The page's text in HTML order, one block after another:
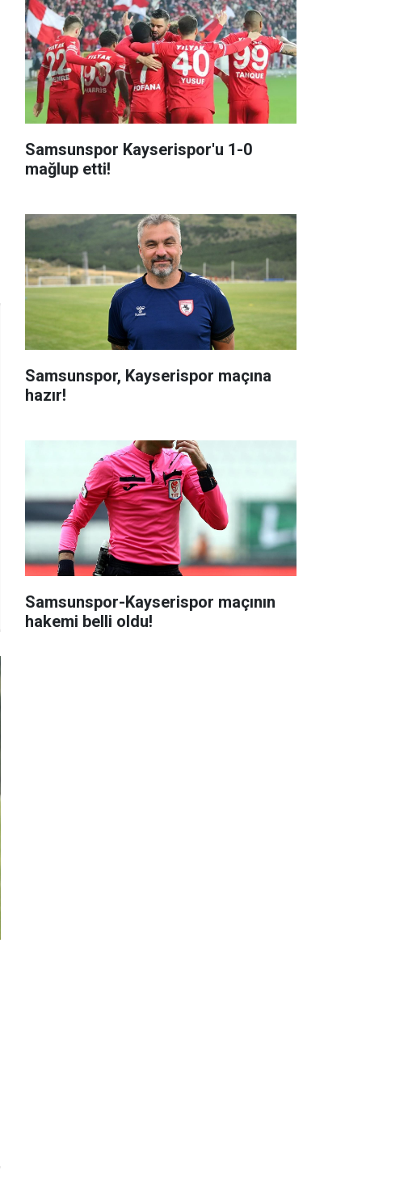
Samsunspor Kayserispor'u 1-0
mağlup etti!
Samsunspor, Kayserispor maçına
hazır!
Samsunspor-Kayserispor maçının
hakemi belli oldu!